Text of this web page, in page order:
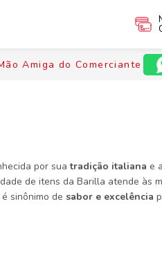
Amiga do Comerciante
por suatradição italiana e a
de itens da Barilla atende às
sinônimo de sabor e excelência